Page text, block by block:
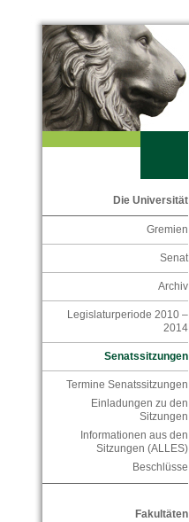
Die Universität
Gremien
Senat
Archiv
Legislaturperiode 2010 –
2014
Senatssitzungen
Termine Senatssitzungen
Einladungen zu den
Sitzungen
Informationen aus den
Sitzungen (ALLES)
Beschlüsse
Fakultäten